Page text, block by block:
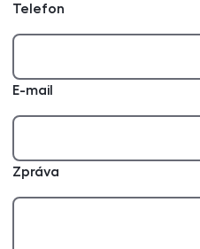
Telefon
E-mail
Zpráva